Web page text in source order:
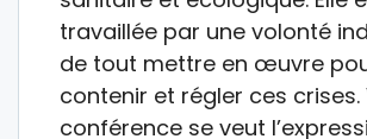
travaillée par une volonté
de tout mettre en œuvre
contenir et régler ces crises.
conférence se veut